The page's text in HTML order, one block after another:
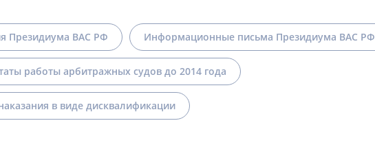
Президиума ВАС РФ Информационные письма Президиума ВАС РФ
работы арбитражных судов до 2014 года
в виде дисквалификации